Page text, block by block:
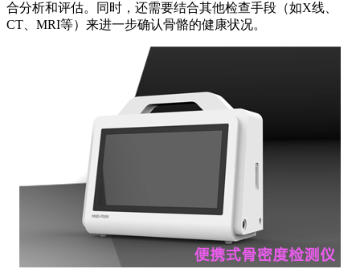
合分析和评估。同时，还需要结合其他检查手段（如X线、
CT、MRI等）来进一步确认骨骼的健康状况。